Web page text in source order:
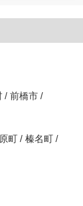
/ 前橋市 /
原町 / 榛名町 /